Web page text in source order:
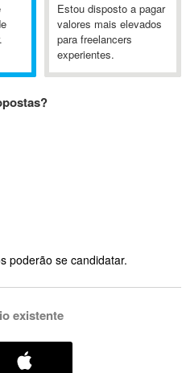
Estou disposto a pagar
valores mais elevados
para freelancers
experientes.
poderão se candidatar.
existente